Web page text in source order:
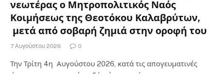
νεωτέρας ο Μητροπολιτικός Ναός
Κοιμήσεως της Θεοτόκου Καλαβρύτων,
μετά από σοβαρή ζημιά στην οροφή του
7 Αυγούστου 2026 0
Την Τρίτη 4η Αυγούστου 2026, κατά τις απογευματινές